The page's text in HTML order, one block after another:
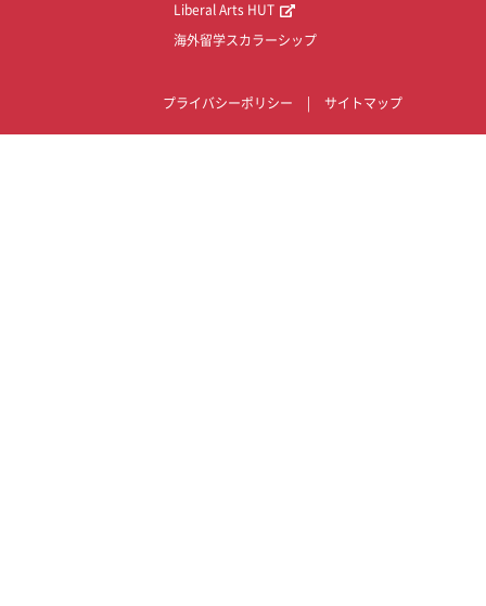
Liberal Arts HUT
海外留学スカラーシップ
プライバシーポリシー サイトマップ